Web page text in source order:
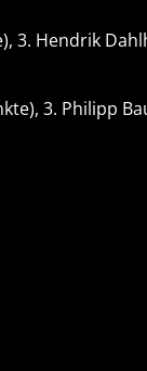
3. Hendrik
3. Philipp